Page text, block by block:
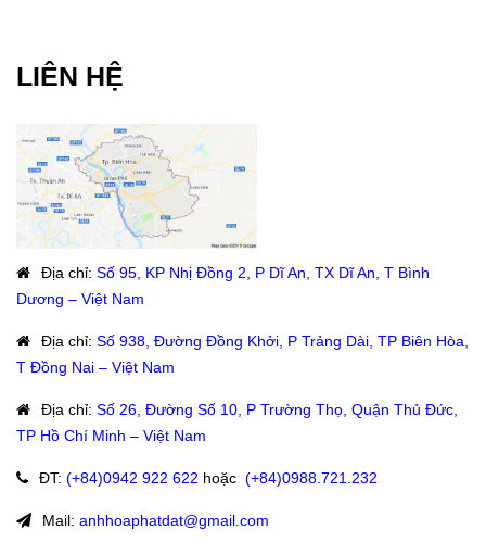
LIÊN HỆ
Địa chỉ: Số 95, KP Nhị Đồng 2, P Dĩ An, TX Dĩ An, T Bình
Dương – Việt Nam
Địa chỉ: Số 938, Đường Đồng Khởi, P Trảng Dài, TP Biên Hòa,
T Đồng Nai – Việt Nam
Địa chỉ: Số 26, Đường Số 10, P Trường Thọ, Quận Thủ Đức,
TP Hồ Chí Minh – Việt Nam
ĐT: (+84)0942 922 622 hoặc: (+84)0988.721.232
Mail: anhhoaphatdat@gmail.com